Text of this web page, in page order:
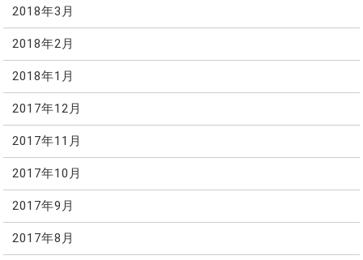
2018年3月
2018年2月
2018年1月
2017年12月
2017年11月
2017年10月
2017年9月
2017年8月